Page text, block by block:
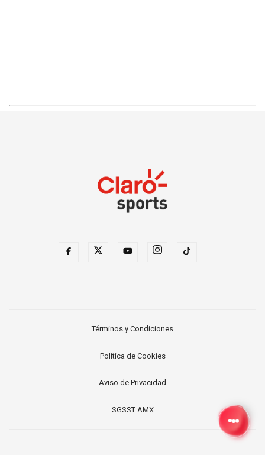
Términos y Condiciones
Política de Cookies
Aviso de Privacidad
SGSST AMX